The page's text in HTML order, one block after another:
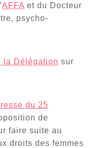
AFFA et du Docteur
psycho-
la Délégation sur
du 25
de
faire suite au
droits des femmes